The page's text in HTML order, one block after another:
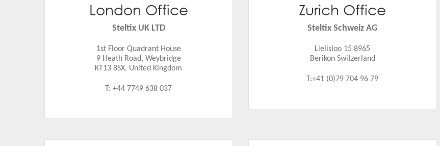
London Office
Steltix UK LTD
1st Floor Quadrant House
9 Heath Road, Weybridge
KT13 8SX, United Kingdom
T: +44 7749 638 037
Rupert Musker
rupert.musker@steltix.com
Zurich Office
Steltix Schweiz AG
Lielisloo 15 8965
Berikon Switzerland
T:+41 (0)79 704 96 79
Jiri Nepustil
Email:
jiri.nepustil@steltix.com